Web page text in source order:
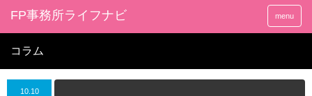
FP事務所ライフナビ menu
コラム
10.10